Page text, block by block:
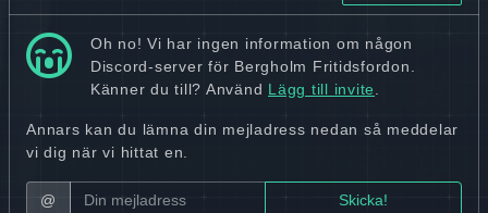
Oh no! Vi har ingen information om någon
Discord-server för Bergholm Fritidsfordon.
Känner du till? Använd Lägg till invite.
Annars kan du lämna din mejladress nedan så meddelar
vi dig när vi hittat en.
@